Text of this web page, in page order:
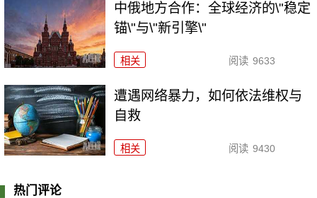
中俄地方合作：全球经济的\"稳定
锚\"与\"新引擎\"
相关 阅读 9633
遭遇网络暴力，如何依法维权与
自救
相关 阅读 9430
热门评论